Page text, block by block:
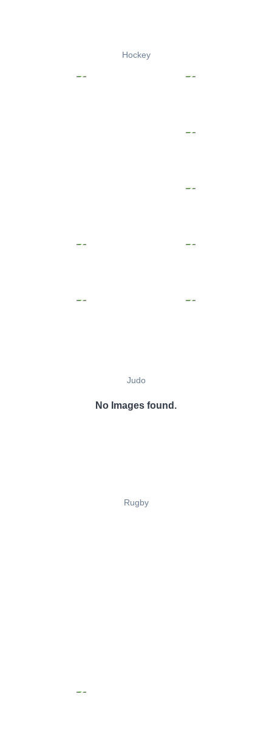
Hockey
Judo
No Images found.
Rugby